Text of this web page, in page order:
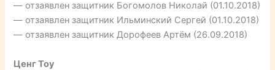
— отзаявлен защитник Богомолов Николай (01.10.2018)
— отзаявлен защитник Ильминский Сергей (01.10.2018)
— отзаявлен защитник Дорофеев Артём (26.09.2018)
Ценг Тоу